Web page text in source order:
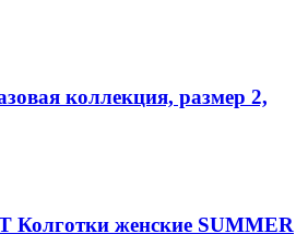
коллекция, размер 2,
Колготки женские SUMMER